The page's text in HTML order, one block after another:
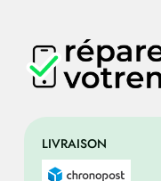
LIVRAISON